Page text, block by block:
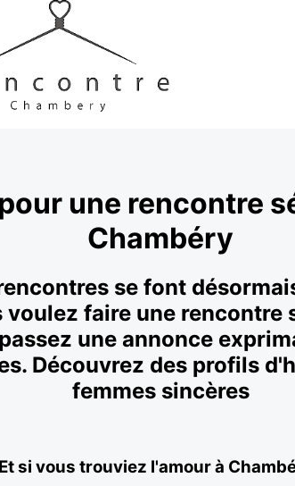
une rencontre
Chambéry
se font
voulez faire une rencontre
une annonce
Découvrez des profils
femmes sincères
Et si vous trouviez l'amour à